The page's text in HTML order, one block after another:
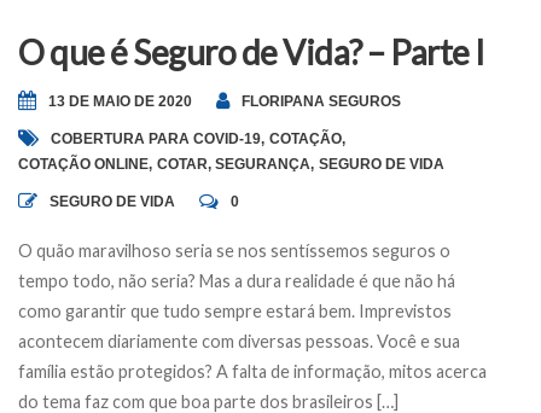
O que é Seguro de Vida? – Parte I
13 DE MAIO DE 2020 FLORIPANA SEGUROS
COBERTURA PARA COVID-19, COTAÇÃO,
COTAÇÃO ONLINE, COTAR, SEGURANÇA, SEGURO DE VIDA
SEGURO DE VIDA 0
O quão maravilhoso seria se nos sentíssemos seguros o
tempo todo, não seria? Mas a dura realidade é que não há
como garantir que tudo sempre estará bem. Imprevistos
acontecem diariamente com diversas pessoas. Você e sua
família estão protegidos? A falta de informação, mitos acerca
do tema faz com que boa parte dos brasileiros […]